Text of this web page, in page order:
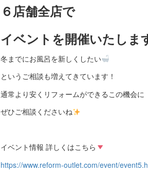
６店舗全店で
イベントを開催いたしま
冬までにお風呂を新しくしたい
というご相談も増えてきています！
通常より安くリフォームができるこの機会に
ぜひご相談くださいね
イベント情報 詳しくはこちら
https://www.reform-outlet.com/event/